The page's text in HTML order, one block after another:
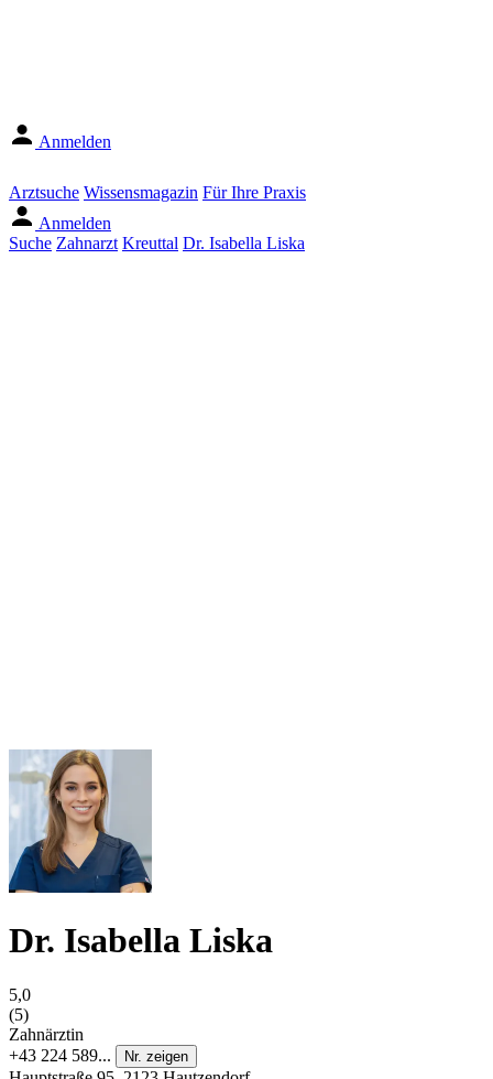
Anmelden
Arztsuche Wissensmagazin Für Ihre Praxis
Anmelden
Suche Zahnarzt Kreuttal Dr. Isabella Liska
Dr. Isabella Liska
5,0
(5)
Zahnärztin
+43 224 589...
Nr. zeigen